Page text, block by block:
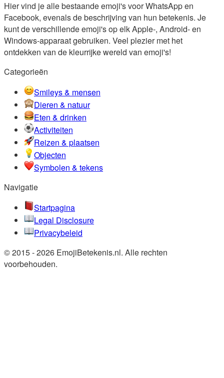
Hier vind je alle bestaande emoji's voor WhatsApp en
Facebook, evenals de beschrijving van hun betekenis. Je
kunt de verschillende emoji's op elk Apple-, Android- en
Windows-apparaat gebruiken. Veel plezier met het
ontdekken van de kleurrijke wereld van emoji's!
Categorieën
Smileys & mensen
Dieren & natuur
Eten & drinken
Activiteiten
Reizen & plaatsen
Objecten
Symbolen & tekens
Navigatie
Startpagina
Legal Disclosure
Privacybeleid
© 2015 - 2026 EmojiBetekenis.nl. Alle rechten
voorbehouden.